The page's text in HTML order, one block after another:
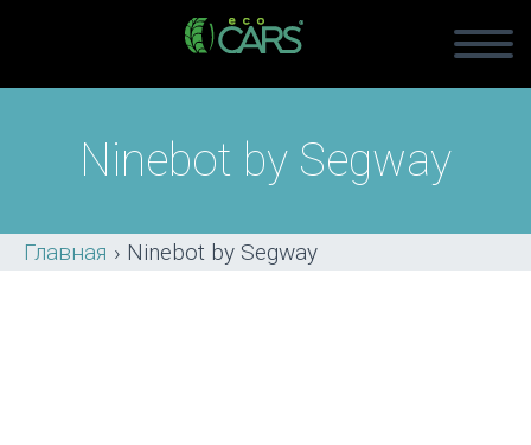
Ninebot by Segway
Главная › Ninebot by Segway